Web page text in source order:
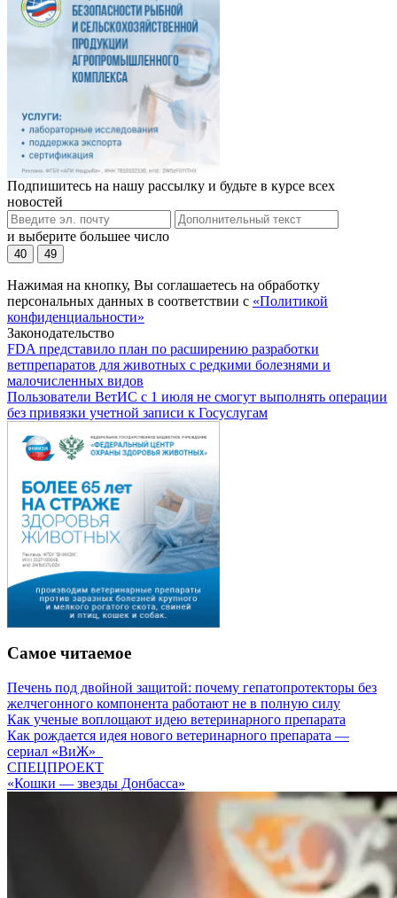
Подпишитесь на нашу рассылку и будьте в курсе всех
новостей
и выберите большее число
40 49
Нажимая на кнопку, Вы соглашаетесь на обработку
персональных данных в соответствии с «Политикой
конфиденциальности»
Законодательство
FDA представило план по расширению разработки
ветпрепаратов для животных с редкими болезнями и
малочисленных видов
Пользователи ВетИС с 1 июля не смогут выполнять операции
без привязки учетной записи к Госуслугам
Самое читаемое
Печень под двойной защитой: почему гепатопротекторы без
желчегонного компонента работают не в полную силу
Как ученые воплощают идею ветеринарного препарата
Как рождается идея нового ветеринарного препарата —
сериал «ВиЖ»
СПЕЦПРОЕКТ
«Кошки — звезды Донбасса»